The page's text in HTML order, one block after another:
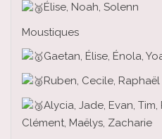
Élise, Noah, Solenn
Moustiques
Gaetan, Élise, Énola,
Ruben, Cecile, Raphaël
Alycia, Jade, Evan,
Clément, Maëlys, Zacharie